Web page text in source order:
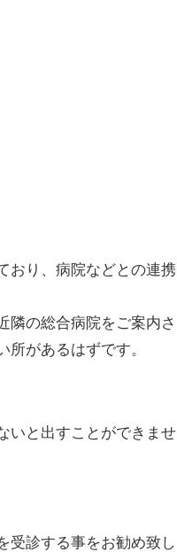
おり、病院などとの連携
隣の総合病院をご案内さ
があるはずです。
いと出すことができませ
受診する事をお勧め致し